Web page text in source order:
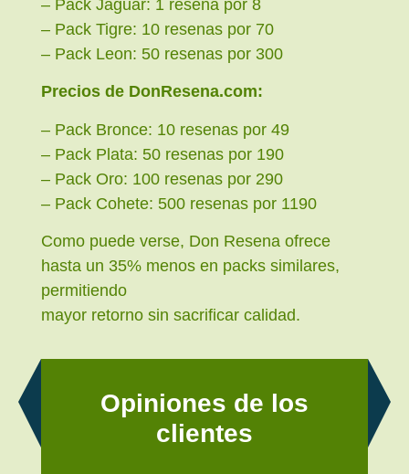
– Pack Jaguar: 1 resena por 8
– Pack Tigre: 10 resenas por 70
– Pack Leon: 50 resenas por 300
Precios de DonResena.com:
– Pack Bronce: 10 resenas por 49
– Pack Plata: 50 resenas por 190
– Pack Oro: 100 resenas por 290
– Pack Cohete: 500 resenas por 1190
Como puede verse, Don Resena ofrece
hasta un 35% menos en packs similares,
permitiendo
mayor retorno sin sacrificar calidad.
Opiniones de los
clientes